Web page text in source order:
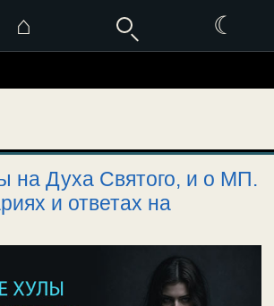
⌂ ☾
на Духа Святого, и о МП.
и ответах на